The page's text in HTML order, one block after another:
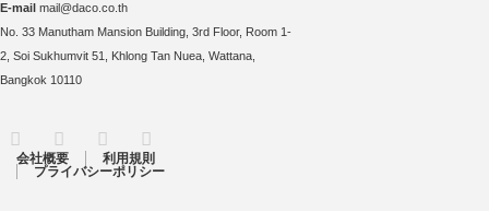
E-mail mail@daco.co.th
No. 33 Manutham Mansion Building, 3rd Floor, Room 1-
2, Soi Sukhumvit 51, Khlong Tan Nuea, Wattana,
Bangkok 10110
Twitter FacebookInstagram
会社概要
利用規則
プライバシーポリシー